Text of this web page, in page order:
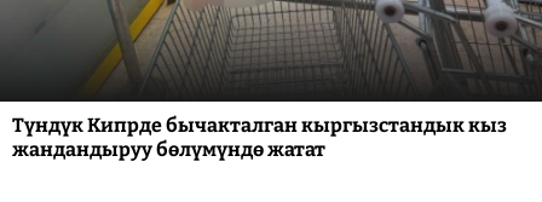
Түндүк Кипрде бычакталган кыргызстандык кыз
жандандыруу бөлүмүндө жатат